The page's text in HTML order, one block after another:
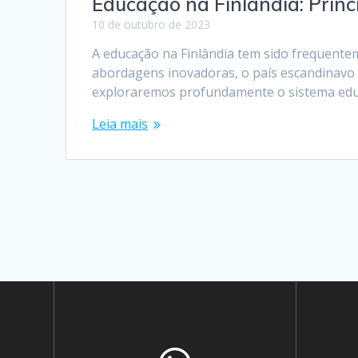
10 de outubro de 2023
A educação na Finlândia tem sido
abordagens inovadoras, o país
exploraremos profundamente o sistema
Leia mais